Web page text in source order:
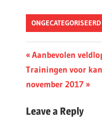
ONGECATEGORISEERD
Previous
Post:
Aanbevolen
Next
Post:
Trainingen voor
november 2017
Leave a Reply